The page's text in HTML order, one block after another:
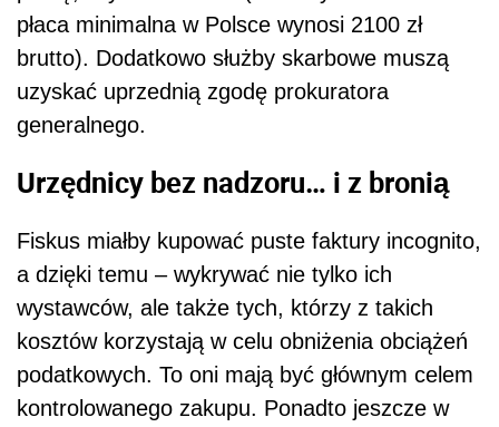
płaca minimalna w Polsce wynosi 2100 zł
brutto). Dodatkowo służby skarbowe muszą
uzyskać uprzednią zgodę prokuratora
generalnego.
Urzędnicy bez nadzoru… i z bronią
Fiskus miałby kupować puste faktury incognito,
a dzięki temu – wykrywać nie tylko ich
wystawców, ale także tych, którzy z takich
kosztów korzystają w celu obniżenia obciążeń
podatkowych. To oni mają być głównym celem
kontrolowanego zakupu. Ponadto jeszcze w